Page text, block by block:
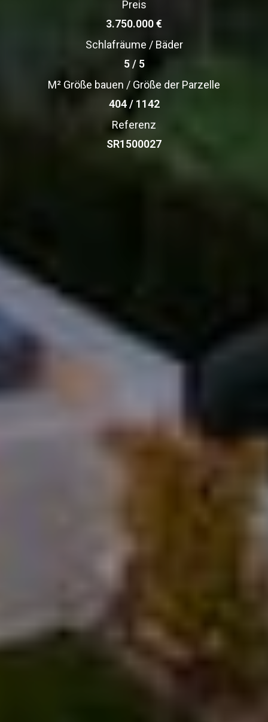
Preis
3.750.000 €
Schlafräume / Bäder
5 / 5
M² Größe bauen / Größe der Parzelle
404 / 1142
Referenz
SR1500027